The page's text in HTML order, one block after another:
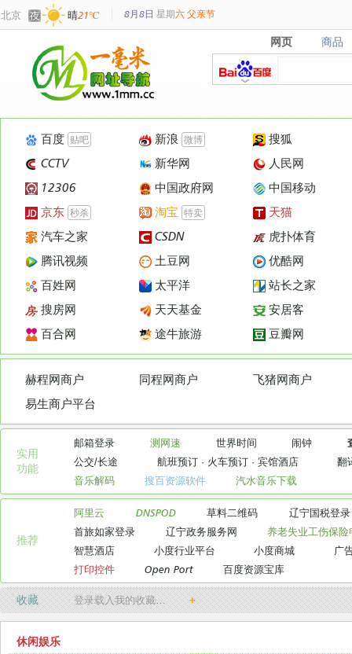
北京 晴21℃ 8月8日 星期六 父亲节
网页
网页 商品
商品
百度 贴吧 新浪 微博
搜狐
CCTV
新华网
人民网
12306
中国政府网
中国移动
京东 秒杀 淘宝 特卖
天猫
汽车之家
CSDN
虎扑体育
腾讯视频
土豆网
优酷网
百姓网
太平洋
站长之家
搜房网
天天基金
安居客
百合网
途牛旅游 豆瓣网
赫程网商户 同程网商户
飞猪网商户
易生商户平台
实用
功能
邮箱登录 测网速 世界时间 闹钟
公交/长途
航班预订· 火车预订· 宾馆酒店
翻
音乐解码
搜百资源软件 汽水音乐下载
推荐
阿里云 DNSPOD 草料二维码
辽宁国税登录
首旅如家登录
辽宁政务服务网
养老失业工伤保险
智慧酒店
小度行业平台 小度商城
广
打印控件
Open Port 百度资源宝库
收藏 登录载入我的收藏… +
休闲娱乐